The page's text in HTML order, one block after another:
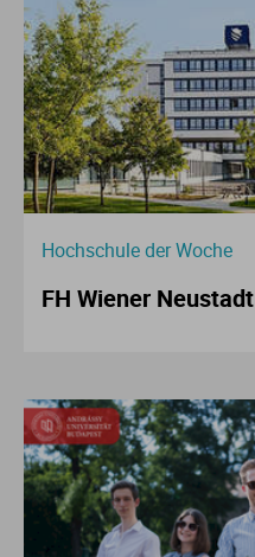
Hochschule der Woche
FH Wiener Neustadt